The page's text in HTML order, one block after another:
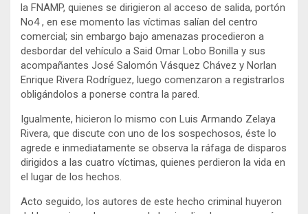
la FNAMP, quienes se dirigieron al acceso de salida, portón
No4 , en ese momento las víctimas salían del centro
comercial; sin embargo bajo amenazas procedieron a
desbordar del vehículo a Said Omar Lobo Bonilla y sus
acompañantes José Salomón Vásquez Chávez y Norlan
Enrique Rivera Rodríguez, luego comenzaron a registrarlos
obligándolos a ponerse contra la pared.
Igualmente, hicieron lo mismo con Luis Armando Zelaya
Rivera, que discute con uno de los sospechosos, éste lo
agrede e inmediatamente se observa la ráfaga de disparos
dirigidos a las cuatro víctimas, quienes perdieron la vida en
el lugar de los hechos.
Acto seguido, los autores de este hecho criminal huyeron